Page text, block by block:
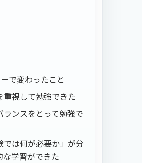
で変わったこと
重視して勉強できた
ランスをとって勉強で
では何が必要か」が分
な学習ができた